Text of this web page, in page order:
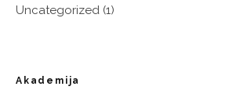
Uncategorized (1)
Akademija